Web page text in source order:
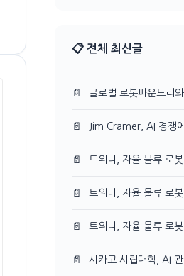
📋 전체 최신글
📄 글로벌 로봇파운드리
📄 Jim Cramer, AI 경쟁
📄 트위니, 자율 물류 로
📄 트위니, 자율 물류 로
📄 트위니, 자율 물류 로
📄 시카고 시립대학, AI